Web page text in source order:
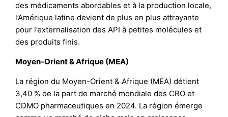
des médicaments abordables et à la production locale,
l’Amérique latine devient de plus en plus attrayante
pour l’externalisation des API à petites molécules et
des produits finis.
Moyen-Orient & Afrique (MEA)
La région du Moyen-Orient & Afrique (MEA) détient
3,40 % de la part de marché mondiale des CRO et
CDMO pharmaceutiques en 2024. La région émerge